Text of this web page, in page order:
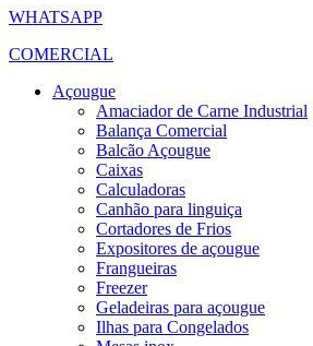
WHATSAPP
COMERCIAL
Açougue
Amaciador de Carne Industrial
Balança Comercial
Balcão Açougue
Caixas
Calculadoras
Canhão para linguiça
Cortadores de Frios
Expositores de açougue
Frangueiras
Freezer
Geladeiras para açougue
Ilhas para Congelados